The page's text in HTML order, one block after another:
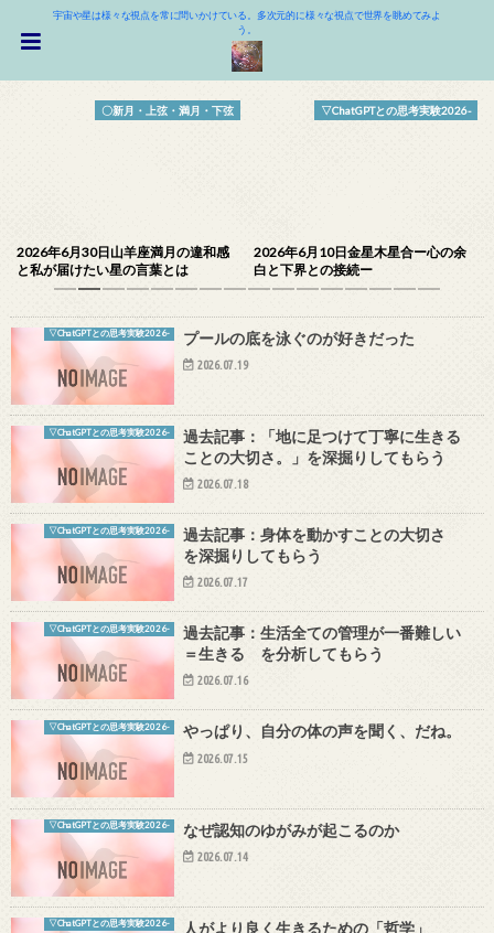
宇宙や星は様々な視点を常に問いかけている。多次元的に様々な視点で世界を眺めてみよ
う。
〇新月・上弦・満月・下弦
2026年6月30日山羊座満月の違和感
と私が届けたい星の言葉とは
▽ChatGPTとの思考実験2026-
2026年6月10日金星木星合ー心の余
白と下界との接続ー
▽ChatGPTとの思考実験2026- プールの底を泳ぐのが好きだった
2026.07.19
▽ChatGPTとの思考実験2026-
過去記事：「地に足つけて丁寧に生きる
ことの大切さ。」を深掘りしてもらう
2026.07.18
▽ChatGPTとの思考実験2026-
過去記事：身体を動かすことの大切さ
を深掘りしてもらう
2026.07.17
▽ChatGPTとの思考実験2026-
過去記事：生活全ての管理が一番難しい
＝生きる を分析してもらう
2026.07.16
▽ChatGPTとの思考実験2026- やっぱり、自分の体の声を聞く、だね。
2026.07.15
▽ChatGPTとの思考実験2026- なぜ認知のゆがみが起こるのか
2026.07.14
▽ChatGPTとの思考実験2026- 人がより良く生きるための「哲学」